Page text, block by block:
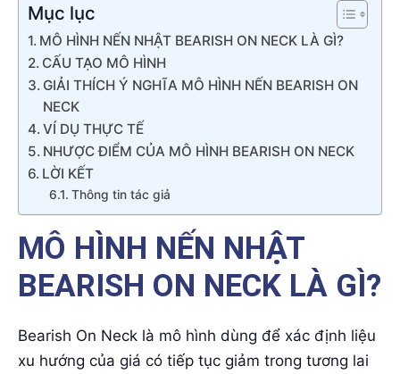
Mục lục
MÔ HÌNH NẾN NHẬT BEARISH ON NECK LÀ GÌ?
CẤU TẠO MÔ HÌNH
GIẢI THÍCH Ý NGHĨA MÔ HÌNH NẾN BEARISH ON
NECK
VÍ DỤ THỰC TẾ
NHƯỢC ĐIỂM CỦA MÔ HÌNH BEARISH ON NECK
LỜI KẾT
Thông tin tác giả
MÔ HÌNH NẾN NHẬT
BEARISH ON NECK LÀ GÌ?
Bearish On Neck là mô hình dùng để xác định liệu
xu hướng của giá có tiếp tục giảm trong tương lai